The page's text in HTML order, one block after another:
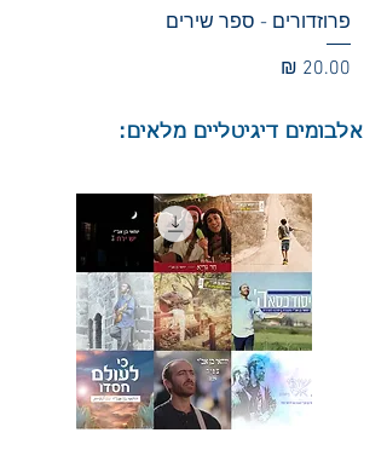
פרוזדורים - ספר שירים
מחיר
אלבומים דיגיטליים מלאים: